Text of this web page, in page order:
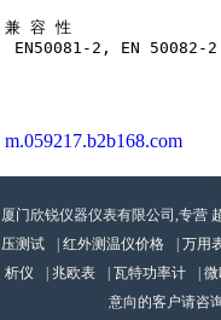
兼 容 性
m.059217.b2b168.com
厦门欣锐仪器仪表有限公司,专营
压测试
红外测温仪价格 万用
析仪
兆欧表 瓦特功率计 微
意向的客户请咨